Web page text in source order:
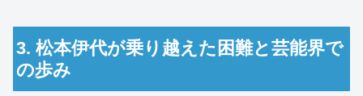
3. 松本伊代が乗り越えた困難と芸能界で
の歩み